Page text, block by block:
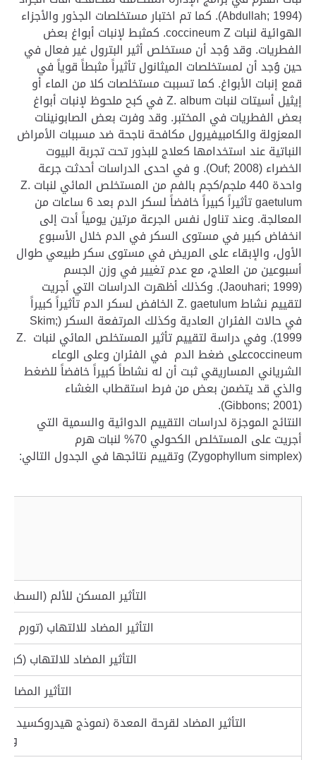
(Abdullah; 1994). كما تم اختبار مستخلصات الجذور والأجزاء
الهوائية لنبات coccineum Z. كمثبط لإنبات أبواغ بعض
الفطريات. وقد وُجد أن مستخلص أثير البترول غير فعال في
حين وُجد أن لمستخلصات الميثانول تأثيراً مثبطاً قوياً في
قمع إنبات الأبواغ. كما تسببت مستخلصات كلا من الماء أو
إيثيل أسيتات لنبات Z. album في كبح ملحوظ لإنبات أبواغ
بعض الفطريات في المختبر. وقد وفرت بعض الصابونينات
المعزولة والكامبيفيرول مكافحة ناجحة ضد مسببات الأمراض
النباتية عند استخدامها كعلاج للبذور تحت تجربة البيوت
الخضراء (Ouf; 2008). و في احدى الدراسات أحدثت جرعة
واحدة 440 ملجم/كجم بالفم من المستخلص المائي لنبات Z.
gaetulum تأثيراً كبيراً خافضاً لسكر الدم بعد 6 ساعات من
المعالجة. وعند تناول نفس الجرعة مرتين يومياً أدت إلى
انخفاض كبير في مستوى السكر في الدم خلال الأسبوع
الأول، والإبقاء على المريض في مستوى سكر طبيعي طوال
أسبوعين من العلاج، مع عدم تغيير في وزن الجسم
(Jaouhari; 1999). وكذلك أظهرت الدراسات التي أجريت
لتقييم نشاط Z. gaetulum الخافض لسكر الدم تأثيراً كبيراً
في حالات الفئران العادية وكذلك المرتفعة السكر (Skim;
1999). وفي دراسة لتقييم تأثير المستخلص المائي لنبات Z.
coccineumعلى ضغط الدم في الفئران وعلى الوعاء
الشرياني المساريقي ثبت أن له نشاطاً كبيراً خافضاً للضغط
والذي قد يتضمن بعض من فرط استقطاب الغشاء
(Gibbons; 2001).
النتائج الموجزة لدراسات التقييم الدوائية والسمية التي
أجريت على المستخلص الكحولي 70% لنبات هرم
(Zygophyllum simplex) وتقييم نتائجها في الجدول التالي:
التأثير المسكن للألم (السطح
التأثير المضاد للالتهاب (تورم
التأثير المضاد للالتهاب
التأثير
التأثير المضاد لقرحة المعدة (نموذج هيدروكسيد